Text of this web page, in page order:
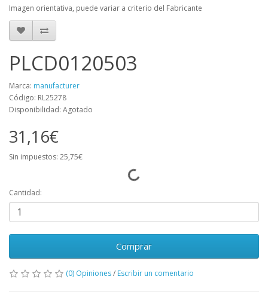
Imagen orientativa, puede variar a criterio del Fabricante
PLCD0120503
Marca: manufacturer
Código: RL25278
Disponibilidad: Agotado
31,16€
Sin impuestos: 25,75€
Cantidad:
Comprar
(0) Opiniones/ Escribir un comentario